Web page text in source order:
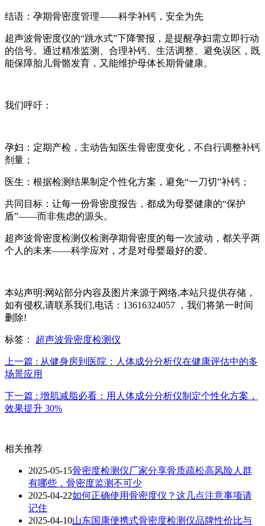
结语：孕期骨密度管理——科学补钙，安全为先
超声波骨密度仪的“跳水式”下降警报，是提醒孕妇需立即行动
的信号。通过精准监测、合理补钙、生活调整、避免误区，既
能保障胎儿骨骼发育，又能维护母体长期骨健康。
我们呼吁：
孕妇：定期产检，主动告知医生骨密度变化，不自行调整补钙
剂量；
医生：根据检测结果制定个性化方案，避免“一刀切”补钙；
共同目标：让每一份骨密度报告，都成为母婴健康的“保护
盾”——而非焦虑的源头。
超声波骨密度检测仪检测孕期骨密度的每一次波动，都关乎两
个人的未来——科学应对，才是对母婴最好的爱。
本站声明:网站部分内容及图片来源于网络,本站只提供存储，
如有侵权,请联系我们,电话：13616324057 ，我们将第一时间
删除!
标签： 超声波骨密度检测仪
上一篇 : 从健身房到医院：人体成分分析仪在健康评估中的多
场景应用
下一篇 : 增肌减脂必看：用人体成分分析仪制定个性化方案，
效果提升 30%
相关推荐
2025-05-15骨密度检测仪厂家分享骨质疏松高风险人群
有哪些，骨密度监测不可少
2025-04-22如何正确使用骨密度仪？这几点注意事项请
记住
2025-04-10山东国康便携式骨密度检测仪品牌性价比与